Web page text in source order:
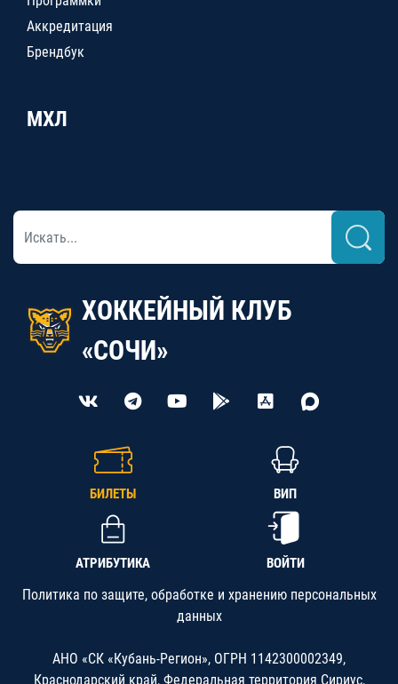
Аккредитация
Брендбук
МХЛ
ХОККЕЙНЫЙ КЛУБ
«СОЧИ»
БИЛЕТЫ ВИП
АТРИБУТИКА ВОЙТИ
Политика по защите, обработке и хранению персональных
данных
АНО «СК «Кубань-Регион», ОГРН 1142300002349,
Краснодарский край, Федеральная территория Сириус,